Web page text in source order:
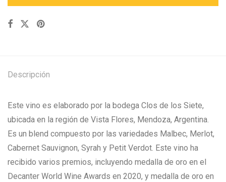
Descripción
Este vino es elaborado por la bodega Clos de los Siete,
ubicada en la región de Vista Flores, Mendoza, Argentina.
Es un blend compuesto por las variedades Malbec, Merlot,
Cabernet Sauvignon, Syrah y Petit Verdot. Este vino ha
recibido varios premios, incluyendo medalla de oro en el
Decanter World Wine Awards en 2020, y medalla de oro en